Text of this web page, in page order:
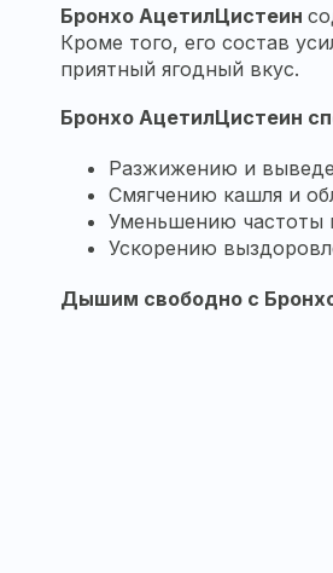
Бронхо АцетилЦистеин
Кроме того, его состав
приятный ягодный вкус.
Бронхо АцетилЦистеин
Разжижению и
Смягчению кашля и
Уменьшению частоты
Ускорению
Дышим свободно с